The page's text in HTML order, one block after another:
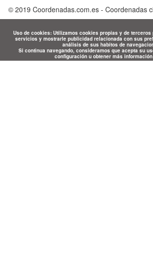
© 2019 Coordenadas.com.es- Coordenadas
Uso de cookies: Utilizamos cookies propias y de terceros
servicios y mostrarle publicidad relacionada con sus
análisis de sus habitos de
Si continua navegando, consideramos que acepta su
configuración u obtener más información